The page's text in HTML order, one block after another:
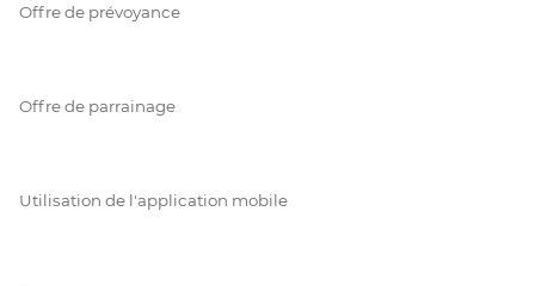
Offre de prévoyance
Offre de parrainage
Utilisation de l'application mobile